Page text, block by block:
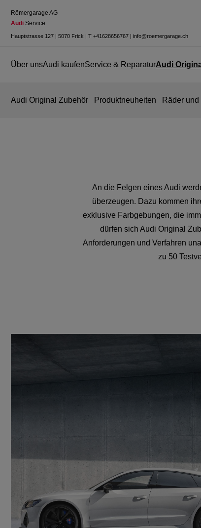
Römergarage AG
Audi Service
Hauptstrasse 127 | 5070 Frick | T +41628656767 | info@roemergarage.ch
Über unsAudi kaufenService & ReparaturAudi
Audi Original Zubehör Produktneuheiten Räder
An die Felgen eines Audi
überzeugen. Dazu kommen
exklusive Farbgebungen, die
dürfen sich Audi Original
Anforderungen und Verfahren
zu 50